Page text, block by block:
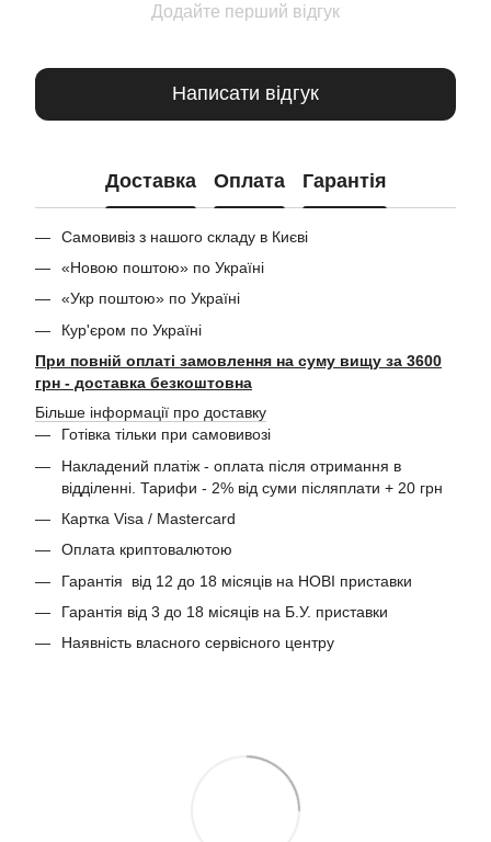
Додайте перший відгук
Написати відгук
Доставка Оплата Гарантія
Самовивіз з нашого складу в Києві
«Новою поштою» по Україні
«Укр поштою» по Україні
Кур'єром по Україні
При повній оплаті замовлення на суму вищу за 3600
грн - доставка безкоштовна
Більше інформації про доставку
Готівка тільки при самовивозі
Накладений платіж - оплата після отримання в
відділенні. Тарифи - 2% від суми післяплати + 20 грн
Картка Visa / Mastercard
Оплата криптовалютою
Гарантія від 12 до 18 місяців на НОВІ приставки
Гарантія від 3 до 18 місяців на Б.У. приставки
Наявність власного сервісного центру